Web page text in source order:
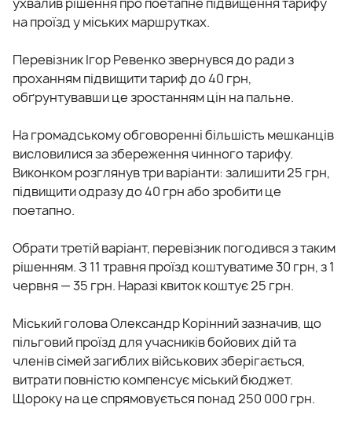
на проїзд у міських маршрутках.
Перевізник Ігор Ревенко звернувся до ради з
проханням підвищити тариф до 40 грн,
обґрунтувавши це зростанням цін на пальне.
На громадському обговоренні більшість мешканців
висловилися за збереження чинного тарифу.
Виконком розглянув три варіанти: залишити 25 грн,
підвищити одразу до 40 грн або зробити це
поетапно.
Обрати третій варіант, перевізник погодився з таким
рішенням. З 11 травня проїзд коштуватиме 30 грн, з 1
червня — 35 грн. Наразі квиток коштує 25 грн.
Міський голова Олександр Корінний зазначив, що
пільговий проїзд для учасників бойових дій та
членів сімей загиблих військових зберігається,
витрати повністю компенсує міський бюджет.
Щороку на це спрямовується понад 250 000 грн.